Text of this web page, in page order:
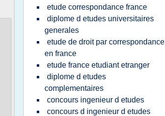
etude correspondance france
diplome d etudes universitaires
generales
etude de droit par correspondance
en france
etude france etudiant etranger
diplome d etudes
complementaires
concours ingenieur d etudes
concours d ingenieur d etudes